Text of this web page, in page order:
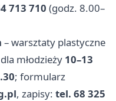
713 710 (godz. 8.00–
– warsztaty plastyczne
młodzieży 10–13
; formularz
, zapisy: tel. 68 325